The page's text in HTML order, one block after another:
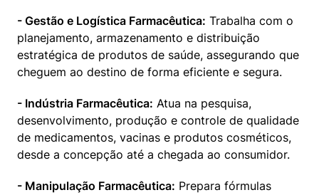
- Gestão e Logística Farmacêutica: Trabalha com o
planejamento, armazenamento e distribuição
estratégica de produtos de saúde, assegurando que
cheguem ao destino de forma eficiente e segura.
- Indústria Farmacêutica: Atua na pesquisa,
desenvolvimento, produção e controle de qualidade
de medicamentos, vacinas e produtos cosméticos,
desde a concepção até a chegada ao consumidor.
- Manipulação Farmacêutica: Prepara fórmulas